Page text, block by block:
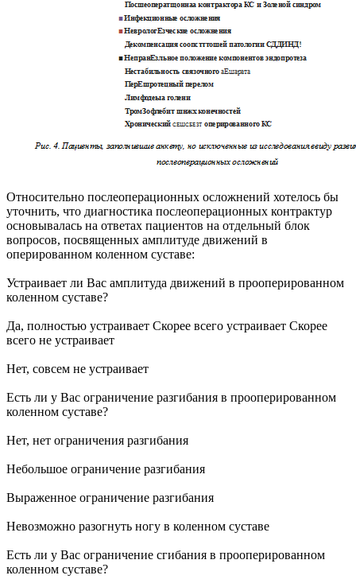
Относительно послеоперационных осложнений хотелось бы
уточнить, что диагностика послеоперационных контрактур
основывалась на ответах пациентов на отдельный блок
вопросов, посвященных амплитуде движений в
оперированном коленном суставе:
Устраивает ли Вас амплитуда движений в прооперированном
коленном суставе?
Да, полностью устраивает Скорее всего устраивает Скорее
всего не устраивает
Нет, совсем не устраивает
Есть ли у Вас ограничение разгибания в прооперированном
коленном суставе?
Нет, нет ограничения разгибания
Небольшое ограничение разгибания
Выраженное ограничение разгибания
Невозможно разогнуть ногу в коленном суставе
Есть ли у Вас ограничение сгибания в прооперированном
коленном суставе?